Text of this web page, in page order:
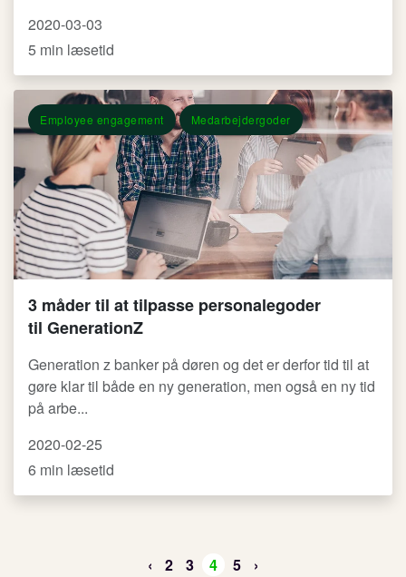
2020-03-03
5 min læsetid
Employee engagement Medarbejdergoder
3 måder til at tilpasse personalegoder
til GenerationZ
Generation z banker på døren og det er derfor tid til at
gøre klar til både en ny generation, men også en ny tid
på arbe...
2020-02-25
6 min læsetid
‹ 2 3 4 5 ›